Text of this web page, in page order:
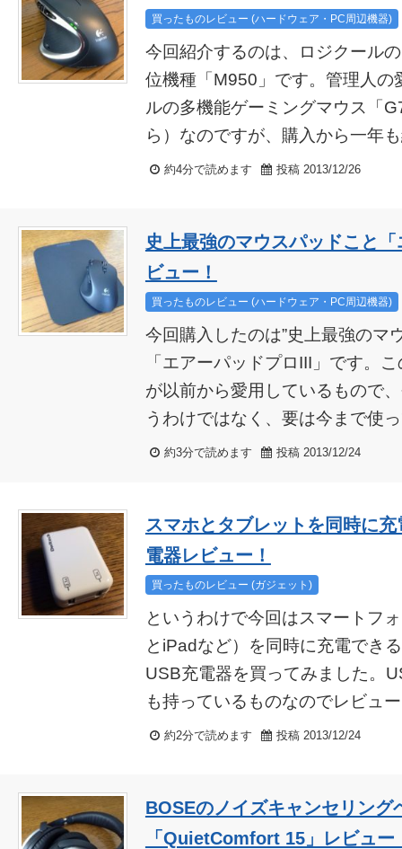
買ったものレビュー (ハードウェア・PC周辺機器)
今回紹介するのは、ロジクール
位機種「M950」です。管理人の
ルの多機能ゲーミングマウス「
ら）なのですが、購入から一年
約4分で読めます 投稿 2013/12/26
史上最強のマウスパッドこと
ビュー！
買ったものレビュー (ハードウェア・PC周辺機器)
今回購入したのは”史上最強のマ
「エアーパッドプロIII」です。
が以前から愛用しているもので
うわけではなく、要は今まで使
約3分で読めます 投稿 2013/12/24
スマホとタブレットを同時に
電器レビュー！
買ったものレビュー (ガジェット)
というわけで今回はスマートフ
とiPadなど）を同時に充電でき
USB充電器を買ってみました。
も持っているものなのでレビュ
約2分で読めます 投稿 2013/12/24
BOSEのノイズキャンセリング
「QuietComfort 15」レビュー